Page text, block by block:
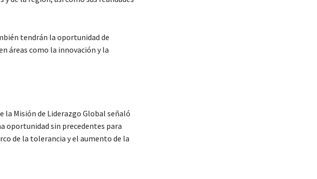
tendrán la oportunidad de
áreas como la innovación y la
la Misión de Liderazgo Global señaló
oportunidad sin precedentes para
de la tolerancia y el aumento de la